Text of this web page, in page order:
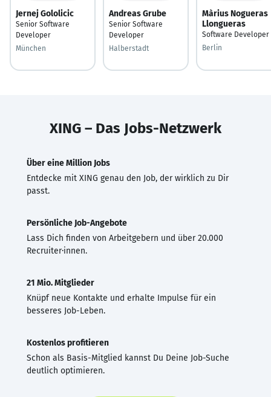
Jernej Gololicic
Senior Software
Developer
München
Andreas Grube
Senior Software
Developer
Halberstadt
Màrius Nogueras
Llongueras
Software Developer
Berlin
XING – Das Jobs-Netzwerk
Über eine Million Jobs
Entdecke mit XING genau den Job, der wirklich zu Dir
passt.
Persönliche Job-Angebote
Lass Dich finden von Arbeitgebern und über 20.000
Recruiter·innen.
21 Mio. Mitglieder
Knüpf neue Kontakte und erhalte Impulse für ein
besseres Job-Leben.
Kostenlos profitieren
Schon als Basis-Mitglied kannst Du Deine Job-Suche
deutlich optimieren.